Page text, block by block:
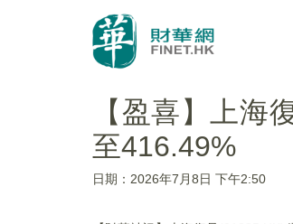
【盈喜】上海
至416.49%
日期：2026年7月8日 下午2:50